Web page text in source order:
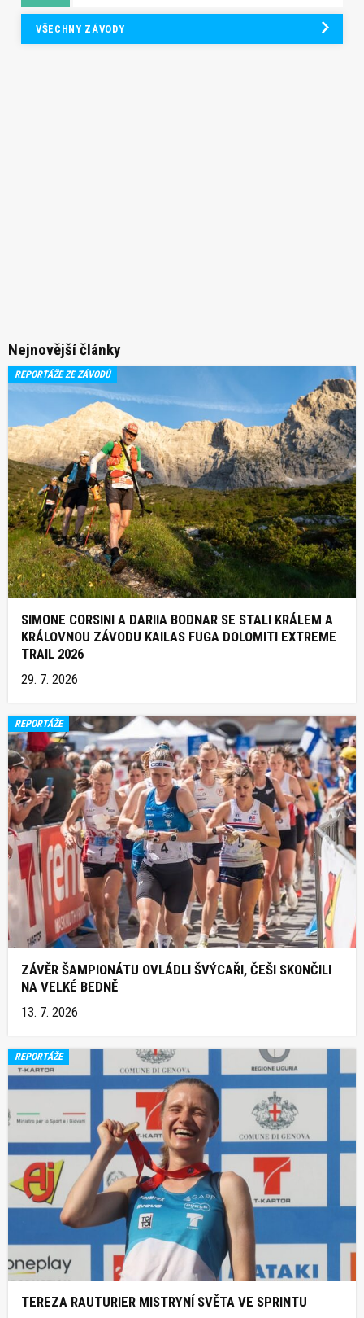
VŠECHNY ZÁVODY
Nejnovější články
REPORTÁŽE ZE ZÁVODŮ
SIMONE CORSINI A DARIIA BODNAR SE STALI KRÁLEM A
KRÁLOVNOU ZÁVODU KAILAS FUGA DOLOMITI EXTREME
TRAIL 2026
29. 7. 2026
REPORTÁŽE
ZÁVĚR ŠAMPIONÁTU OVLÁDLI ŠVÝCAŘI, ČEŠI SKONČILI
NA VELKÉ BEDNĚ
13. 7. 2026
REPORTÁŽE
TEREZA RAUTURIER MISTRYNÍ SVĚTA VE SPRINTU